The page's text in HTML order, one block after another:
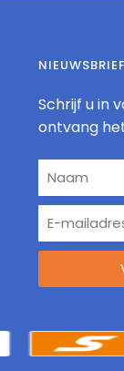
NIEUWSBRIEF
Schrijf u in
ontvang